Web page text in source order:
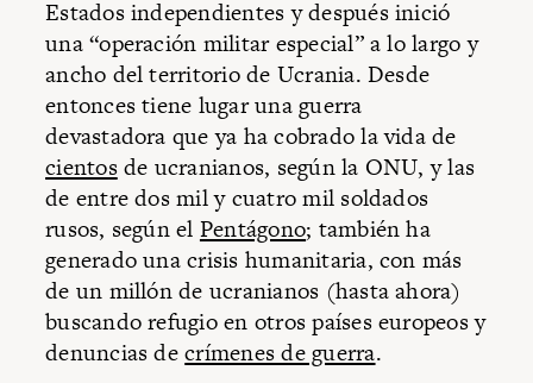
Estados independientes y después inició
una “operación militar especial” a lo largo y
ancho del territorio de Ucrania. Desde
entonces tiene lugar una guerra
devastadora que ya ha cobrado la vida de
cientosde ucranianos, según la ONU, y las
de entre dos mil y cuatro mil soldados
rusos, según el Pentágono; también ha
generado una crisis humanitaria, con más
de un millón de ucranianos (hasta ahora)
buscando refugio en otros países europeos y
denuncias decrímenes de guerra.